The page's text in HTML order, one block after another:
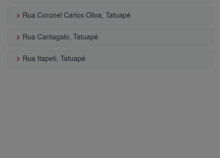
keyboard_arrow_right Rua Coronel Carlos Oliva, Tatuapé
keyboard_arrow_right Rua Cantagalo, Tatuapé
keyboard_arrow_right Rua Itapeti, Tatuapé